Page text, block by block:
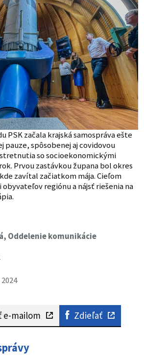
PSK začala krajská samospráva ešte
pauze, spôsobenej aj covidovou
so socioekonomickými
Prvou zastávkou župana bol okres
zavítal začiatkom mája. Cieľom
obyvateľov regiónu a nájsť riešenia na
Oddelenie komunikácie
e-mailom Zdieľať